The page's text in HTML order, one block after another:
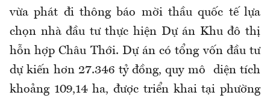
vừa phát đi thông báo mời thầu quốc tế lựa
chọn nhà đầu tư thực hiện Dự án Khu đô thị
hỗn hợp Châu Thới. Dự án có tổng vốn đầu tư
dự kiến hơn 27.346 tỷ đồng, quy mô diện tích
khoảng 109,14 ha, được triển khai tại phường